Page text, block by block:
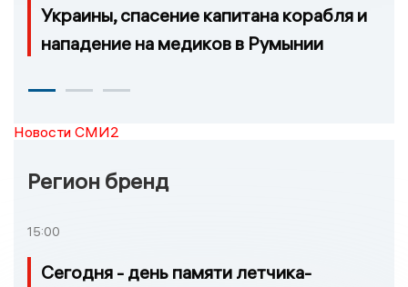
Украины, спасение капитана корабля и
нападение на медиков в Румынии
Новости СМИ2
Регион бренд
15:00
Сегодня - день памяти летчика-